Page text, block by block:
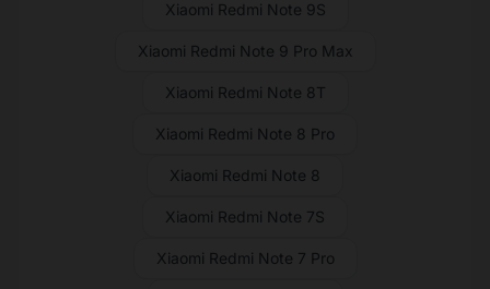
Xiaomi Redmi Note 9S
Xiaomi Redmi Note 9 Pro Max
Xiaomi Redmi Note 8T
Xiaomi Redmi Note 8 Pro
Xiaomi Redmi Note 8
Xiaomi Redmi Note 7S
Xiaomi Redmi Note 7 Pro